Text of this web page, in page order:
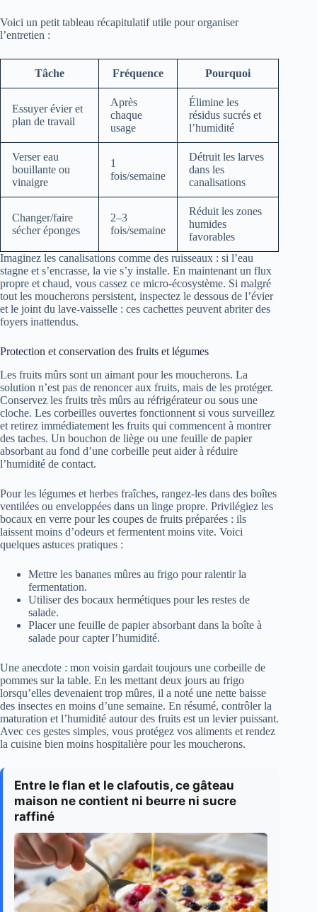
Voici un petit tableau récapitulatif utile pour organiser
l’entretien :
Tâche Fréquence Pourquoi
Essuyer évier et
plan de travail
Après
chaque
usage
Élimine les
résidus sucrés et
l’humidité
Verser eau
bouillante ou
vinaigre
1
fois/semaine
Détruit les larves
dans les
canalisations
Changer/faire
sécher éponges
2–3
fois/semaine
Réduit les zones
humides
favorables
Imaginez les canalisations comme des ruisseaux : si l’eau
stagne et s’encrasse, la vie s’y installe. En maintenant un flux
propre et chaud, vous cassez ce micro-écosystème. Si malgré
tout les moucherons persistent, inspectez le dessous de l’évier
et le joint du lave-vaisselle : ces cachettes peuvent abriter des
foyers inattendus.
Protection et conservation des fruits et légumes
Les fruits mûrs sont un aimant pour les moucherons. La
solution n’est pas de renoncer aux fruits, mais de les protéger.
Conservez les fruits très mûrs au réfrigérateur ou sous une
cloche. Les corbeilles ouvertes fonctionnent si vous surveillez
et retirez immédiatement les fruits qui commencent à montrer
des taches. Un bouchon de liège ou une feuille de papier
absorbant au fond d’une corbeille peut aider à réduire
l’humidité de contact.
Pour les légumes et herbes fraîches, rangez-les dans des boîtes
ventilées ou enveloppées dans un linge propre. Privilégiez les
bocaux en verre pour les coupes de fruits préparées : ils
laissent moins d’odeurs et fermentent moins vite. Voici
quelques astuces pratiques :
Mettre les bananes mûres au frigo pour ralentir la
fermentation.
Utiliser des bocaux hermétiques pour les restes de
salade.
Placer une feuille de papier absorbant dans la boîte à
salade pour capter l’humidité.
Une anecdote : mon voisin gardait toujours une corbeille de
pommes sur la table. En les mettant deux jours au frigo
lorsqu’elles devenaient trop mûres, il a noté une nette baisse
des insectes en moins d’une semaine. En résumé, contrôler la
maturation et l’humidité autour des fruits est un levier puissant.
Avec ces gestes simples, vous protégez vos aliments et rendez
la cuisine bien moins hospitalière pour les moucherons.
Entre le flan et le clafoutis, ce gâteau
maison ne contient ni beurre ni sucre
raffiné